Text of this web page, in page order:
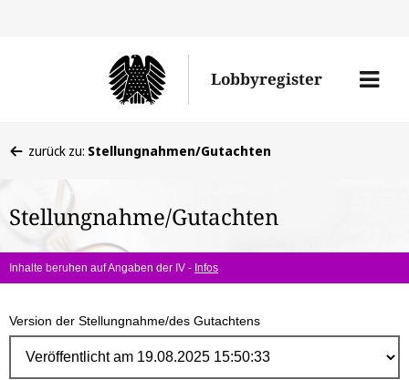
Lobbyregister
Menü
befinden
hier:
zurück zu: Stellungnahmen/Gutachten
Stellungnahme/Gutachten
Inhalte beruhen auf Angaben der IV - Infos
Version der Stellungnahme/des Gutachtens